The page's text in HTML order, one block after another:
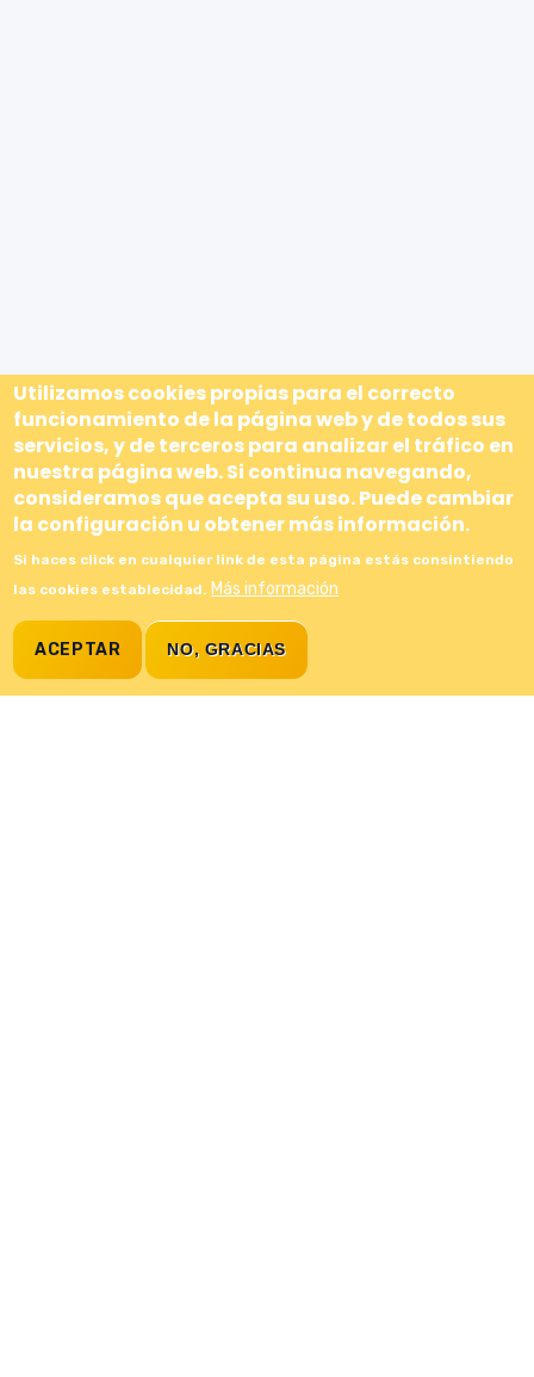
Utilizamos cookies propias para el correcto
funcionamiento de la página web y de todos sus
servicios, y de terceros para analizar el tráfico en
nuestra página web. Si continua navegando,
consideramos que acepta su uso. Puede cambiar
la configuración u obtener más información.
Si haces click en cualquier link de esta página estás consintiendo
las cookies establecidad. Más información
ACEPTAR NO, GRACIAS